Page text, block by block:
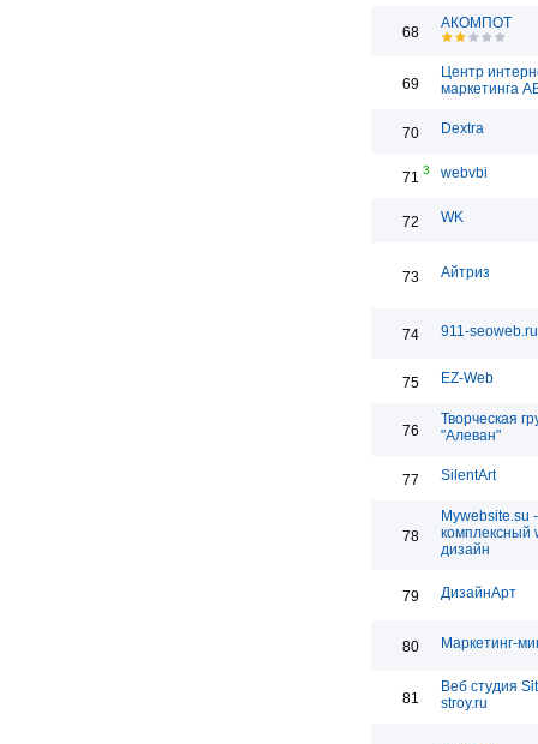
68
АКОМПОТ
69
Центр
маркетинга
70 Dextra
71 3 webvbi
72 WK
73 Айтриз
74 911-seoweb.ru
75 EZ-Web
76
Творческая
"Алеван"
77 SilentArt
78
Mywebsite.su -
комплексный
дизайн
79 ДизайнАрт
80 Маркетинг-
81
Веб студия
stroy.ru